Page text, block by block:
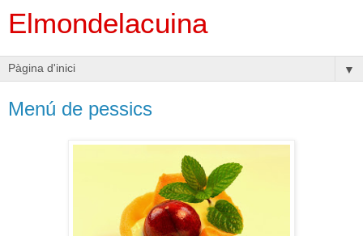
Elmondelacuina
▼
Menú de pessics